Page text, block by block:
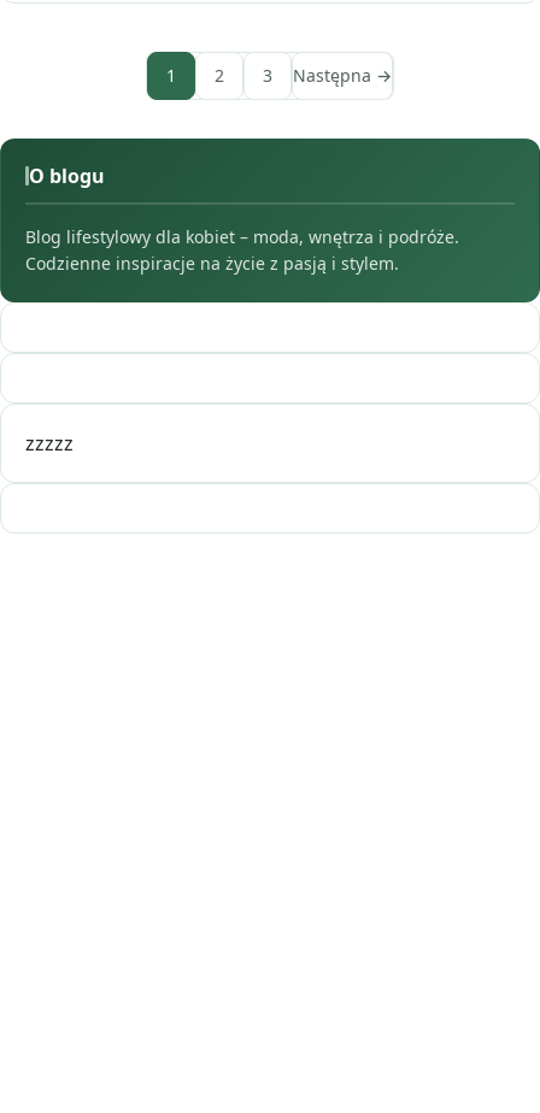
1 2 3 Następna →
O blogu
Blog lifestylowy dla kobiet – moda, wnętrza i podróże.
Codzienne inspiracje na życie z pasją i stylem.
zzzzz